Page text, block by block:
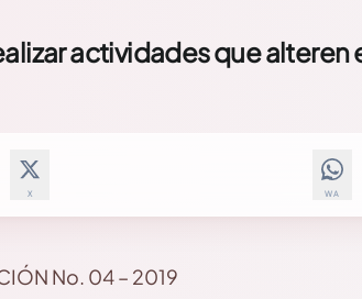
actividades que alteren
X WA
No. 04 – 2019